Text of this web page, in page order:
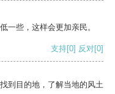
一些，这样会更加亲民。
支持[0] 反对[0]
到目的地，了解当地的风土